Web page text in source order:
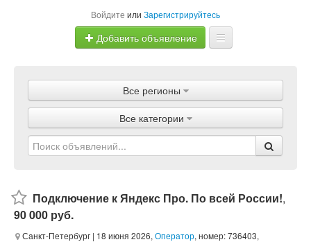
Войдите или Зарегистрируйтесь
Добавить объявление
Объявления
Магазины
Услуги
Все регионы
Все категории
Подключение к Яндекс Про. По всей России!,
90 000 руб.
Санкт-Петербург | 18 июня 2026, Оператор, номер: 736403,